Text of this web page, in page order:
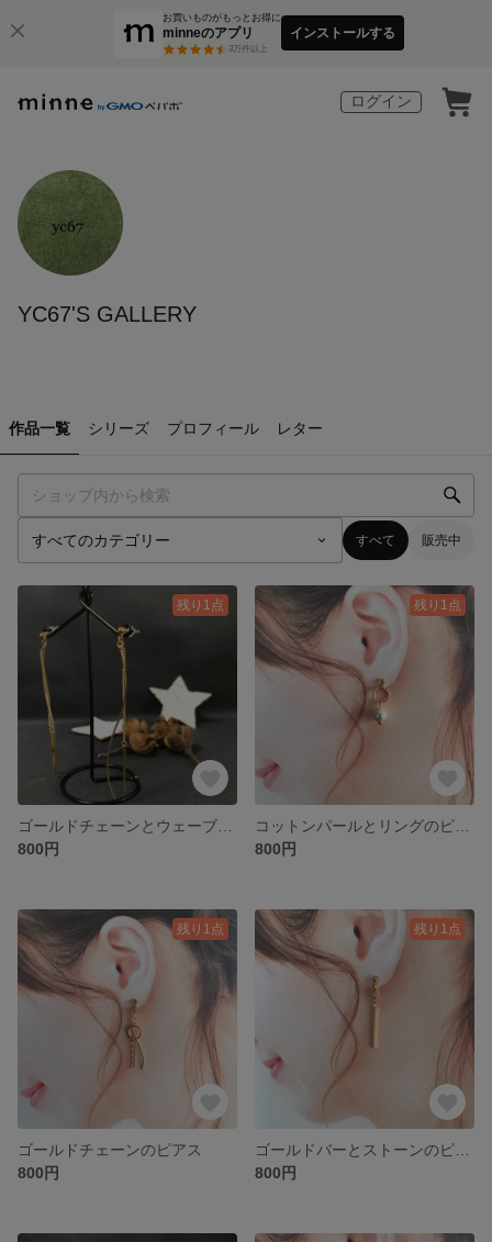
お買いものがもっとお得に
minneのアプリ
3万件以上
インストールする
ログイン
YC67'S GALLERY
作品一覧 シリーズ プロフィール レター
すべて 販売中
残り1点
800円
残り1点
800円
残り1点
ゴールドチェーンのピアス
800円
残り1点
800円